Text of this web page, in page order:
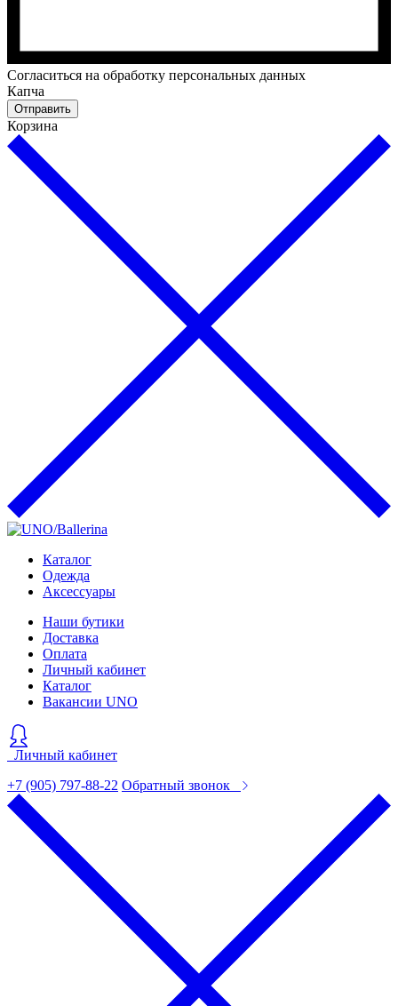
Cогласиться на обработку персональных данных
Капча
Отправить
Корзина
Каталог
Одежда
Аксессуары
Наши бутики
Доставка
Оплата
Личный кабинет
Каталог
Вакансии UNO
Личный кабинет
+7 (905) 797-88-22 Обратный звонок